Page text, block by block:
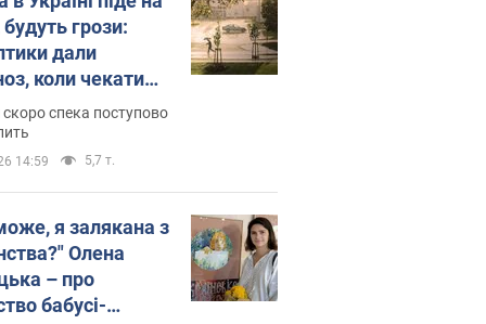
грози:
дали
коли чекати
погоди
скоро спека поступово
14:59 5,7 т.
я залякана з
Олена
– про
бабусі-